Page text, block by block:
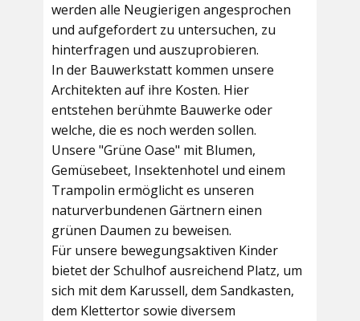
werden alle Neugierigen angesprochen
und aufgefordert zu untersuchen, zu
hinterfragen und auszuprobieren.
In der Bauwerkstatt kommen unsere
Architekten auf ihre Kosten. Hier
entstehen berühmte Bauwerke oder
welche, die es noch werden sollen.
Unsere "Grüne Oase" mit Blumen,
Gemüsebeet, Insektenhotel und einem
Trampolin ermöglicht es unseren
naturverbundenen Gärtnern einen
grünen Daumen zu beweisen.
Für unsere bewegungsaktiven Kinder
bietet derSchulhofausreichend Platz, um
sich mit dem Karussell, dem Sandkasten,
dem Klettertor sowie diversem